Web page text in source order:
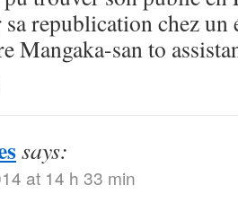
republication chez un
Mangaka-san to
says:
at 14 h 33 min